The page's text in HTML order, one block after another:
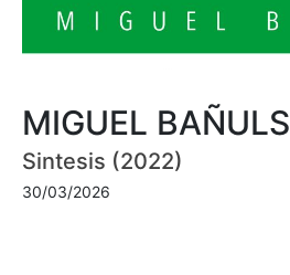
MIGUEL BAÑULS
Sintesis (2022)
30/03/2026